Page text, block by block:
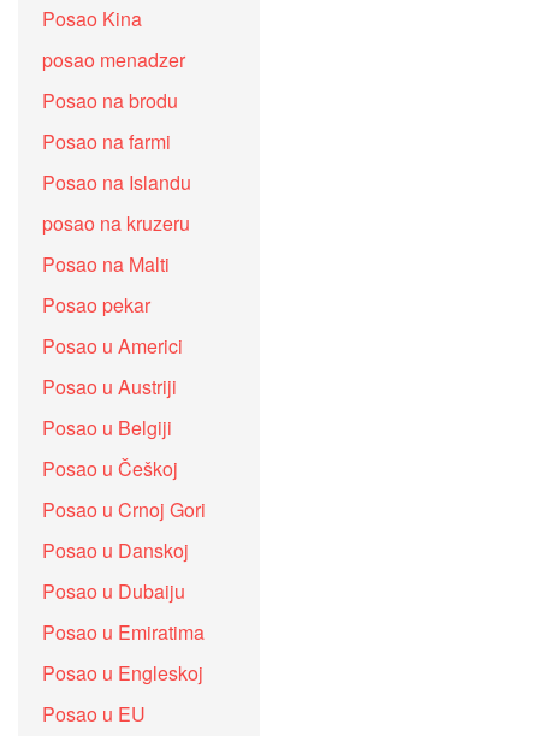
Posao Kina
posao menadzer
Posao na brodu
Posao na farmi
Posao na Islandu
posao na kruzeru
Posao na Malti
Posao pekar
Posao u Americi
Posao u Austriji
Posao u Belgiji
Posao u Češkoj
Posao u Crnoj Gori
Posao u Danskoj
Posao u Dubaiju
Posao u Emiratima
Posao u Engleskoj
Posao u EU